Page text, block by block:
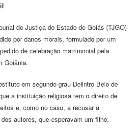
de Justiça do Estado de Goiás (TJGO)
por danos morais, formulado por um
de celebração matrimonial pela
Goiânia.
em segundo grau Delintro Belo de
a instituição religiosa tem o direito de
e, como no caso, a recusar a
autores, que esperavam um filho.